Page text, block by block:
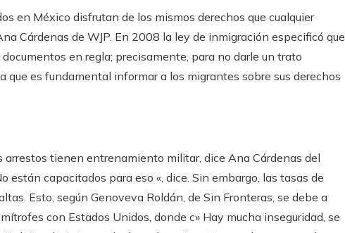
en México disfrutan de los mismos derechos que cualquier
Cárdenas de WJP. En 2008 la ley de inmigración especificó que
en regla; precisamente, para no darle un trato
que es fundamental informar a los migrantes sobre sus derechos
arrestos tienen entrenamiento militar, dice Ana Cárdenas del
están capacitados para eso «, dice. Sin embargo, las tasas de
Esto, según Genoveva Roldán, de Sin Fronteras, se debe a
con Estados Unidos, donde c» Hay mucha inseguridad, se